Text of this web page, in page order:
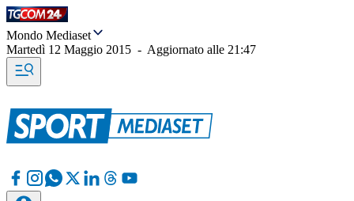
Mondo Mediaset
Martedì 12 Maggio 2015 - Aggiornato alle 21:47